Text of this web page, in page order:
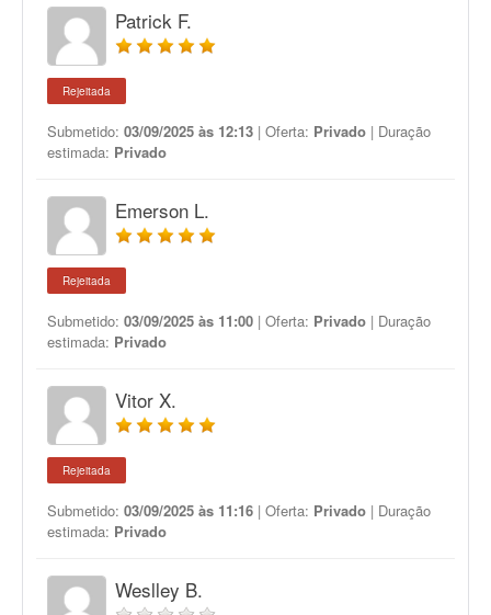
Patrick F.
Rejeitada
Submetido: 03/09/2025 às 12:13 | Oferta: Privado | Duração
estimada: Privado
Emerson L.
Rejeitada
Submetido: 03/09/2025 às 11:00 | Oferta: Privado | Duração
estimada: Privado
Vitor X.
Rejeitada
Submetido: 03/09/2025 às 11:16 | Oferta: Privado | Duração
estimada: Privado
Weslley B.